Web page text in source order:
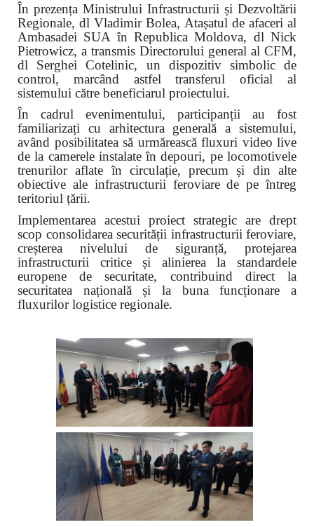
În prezența Ministrului Infrastructurii și Dezvoltării
Regionale, dl Vladimir Bolea, Atașatul de afaceri al
Ambasadei SUA în Republica Moldova, dl Nick
Pietrowicz, a transmis Directorului general al CFM,
dl Serghei Cotelinic, un dispozitiv simbolic de
control, marcând astfel transferul oficial al
sistemului către beneficiarul proiectului.
În cadrul evenimentului, participanții au fost
familiarizați cu arhitectura generală a sistemului,
având posibilitatea să urmărească fluxuri video live
de la camerele instalate în depouri, pe locomotivele
trenurilor aflate în circulație, precum și din alte
obiective ale infrastructurii feroviare de pe întreg
teritoriul țării.
Implementarea acestui proiect strategic are drept
scop consolidarea securității infrastructurii feroviare,
creșterea nivelului de siguranță, protejarea
infrastructurii critice și alinierea la standardele
europene de securitate, contribuind direct la
securitatea națională și la buna funcționare a
fluxurilor logistice regionale.